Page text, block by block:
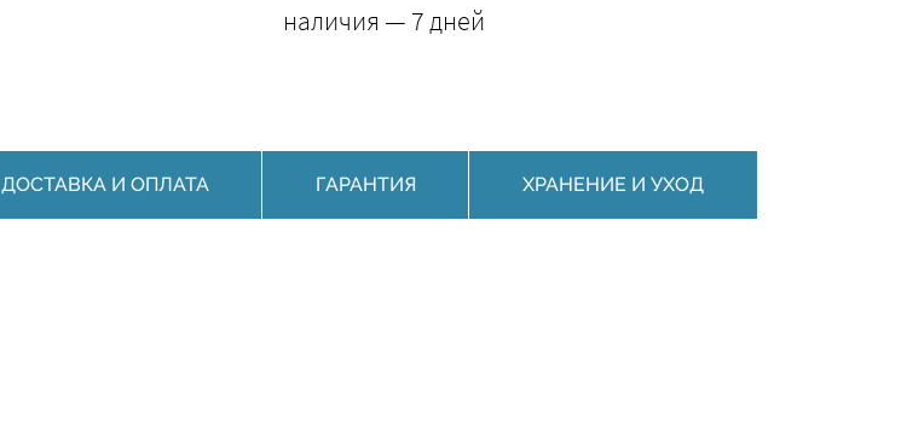
наличия — 7 дней
ДОСТАВКА И ОПЛАТА ГАРАНТИЯ ХРАНЕНИЕ И УХОД